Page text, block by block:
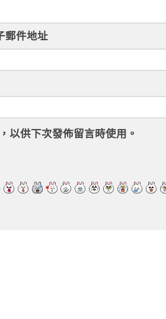
郵件地址
以供下次發佈留言時使用。